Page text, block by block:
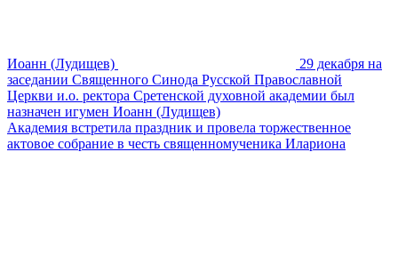
Иоанн (Лудищев)
29 декабря на
заседании Священного Синода Русской Православной
Церкви и.о. ректора Сретенской духовной академии был
назначен игумен Иоанн (Лудищев)
Академия встретила праздник и провела торжественное
актовое собрание в честь священномученика Илариона